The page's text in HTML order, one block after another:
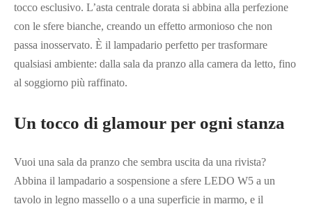
tocco esclusivo. L’asta centrale dorata si abbina alla perfezione
con le sfere bianche, creando un effetto armonioso che non
passa inosservato. È il lampadario perfetto per trasformare
qualsiasi ambiente: dalla sala da pranzo alla camera da letto, fino
al soggiorno più raffinato.
Un tocco di glamour per ogni stanza
Vuoi una sala da pranzo che sembra uscita da una rivista?
Abbina il lampadario a sospensione a sfere LEDO W5 a un
tavolo in legno massello o a una superficie in marmo, e il